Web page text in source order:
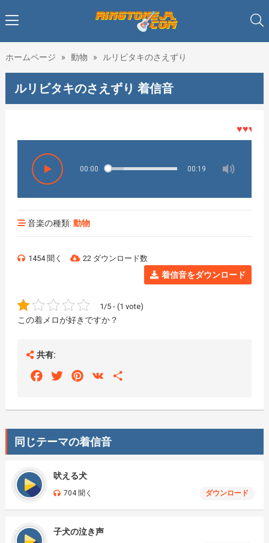
ホームページ » 動物 » ルリビタキのさえずり
ルリビタキのさえずり 着信音
♥♥♥着メ
00:00 00:19
音楽の種類: 動物
1454 聞く 22 ダウンロード数
着信音をダウンロード
1/5 - (1 vote)
この着メロが好きですか？
共有:
FacebookTwitterPinterest
VK
同じテーマの着信音
吠える犬
704 聞く ダウンロード
子犬の泣き声